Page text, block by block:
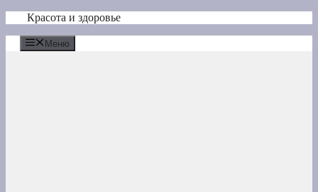
Перейти
содержимому
Красота и здоровье
Меню